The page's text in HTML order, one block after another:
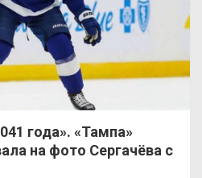
года». «Тампа»
на фото Сергачёва с